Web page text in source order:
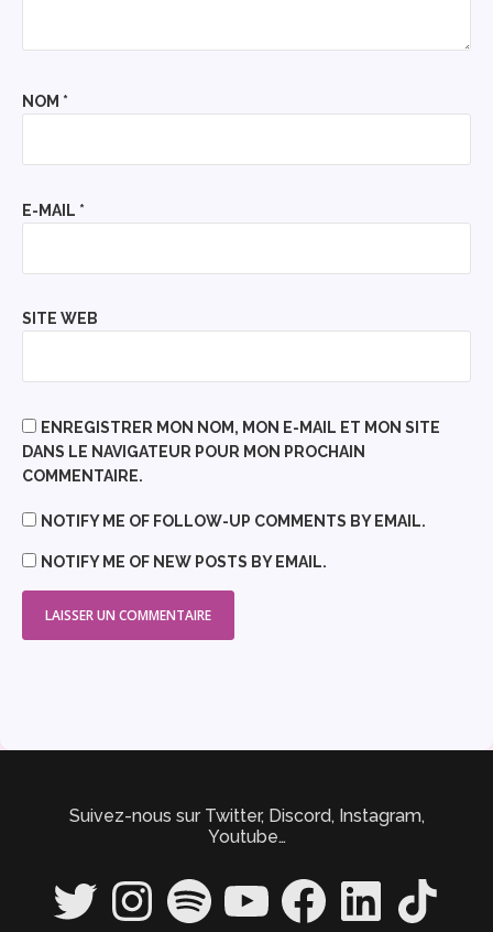
NOM *
E-MAIL *
SITE WEB
ENREGISTRER MON NOM, MON E-MAIL ET MON SITE
DANS LE NAVIGATEUR POUR MON PROCHAIN
COMMENTAIRE.
NOTIFY ME OF FOLLOW-UP COMMENTS BY EMAIL.
NOTIFY ME OF NEW POSTS BY EMAIL.
Suivez-nous sur Twitter, Discord, Instagram,
Youtube…
Twitter InstagramSpotify YouTube FacebookLinkedIn TikTok